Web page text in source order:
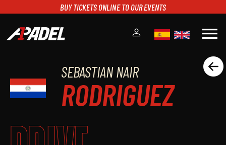
BUY TICKETS ONLINE TO OUR EVENTS
menu
A1PADEL
CALENDARIO
TORNEOS
SEBASTIAN NAIR
RODRIGUEZ